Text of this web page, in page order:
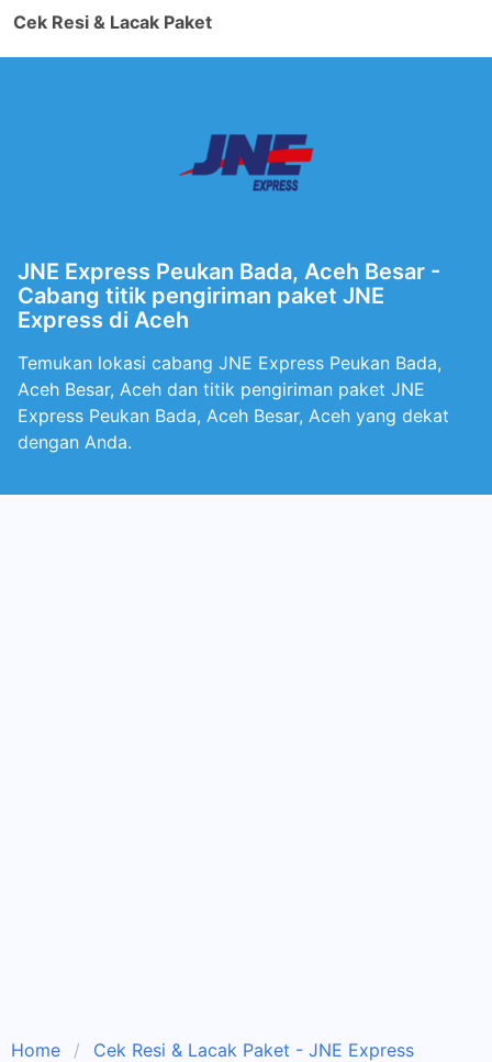
Cek Resi & Lacak Paket
JNE Express Peukan Bada, Aceh Besar -
Cabang titik pengiriman paket JNE
Express di Aceh
Temukan lokasi cabang JNE Express Peukan Bada,
Aceh Besar, Aceh dan titik pengiriman paket JNE
Express Peukan Bada, Aceh Besar, Aceh yang dekat
dengan Anda.
Home
Cek Resi & Lacak Paket - JNE Express